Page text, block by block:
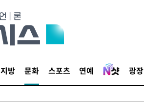
지방 문화 스포츠 연예 광장